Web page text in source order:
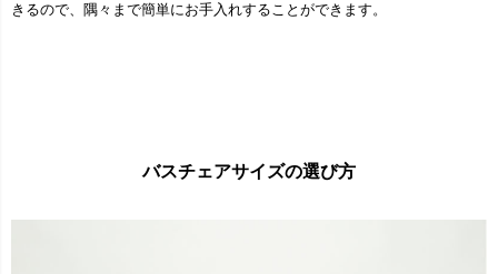
きるので、隅々まで簡単にお手入れすることができます。
バスチェアサイズの選び方